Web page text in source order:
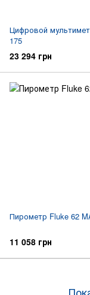
Цифровой
175
23 294 грн
Пирометр Fluke 62
11 058 грн